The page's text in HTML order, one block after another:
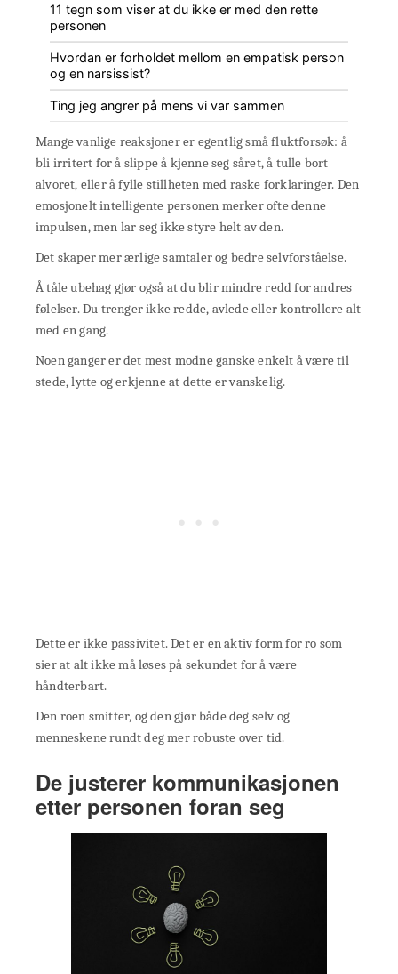
11 tegn som viser at du ikke er med den rette
personen
Hvordan er forholdet mellom en empatisk person
og en narsissist?
Ting jeg angrer på mens vi var sammen
Mange vanlige reaksjoner er egentlig små fluktforsøk: å
bli irritert for å slippe å kjenne seg såret, å tulle bort
alvoret, eller å fylle stillheten med raske forklaringer. Den
emosjonelt intelligente personen merker ofte denne
impulsen, men lar seg ikke styre helt av den.
Det skaper mer ærlige samtaler og bedre selvforståelse.
Å tåle ubehag gjør også at du blir mindre redd for andres
følelser. Du trenger ikke redde, avlede eller kontrollere alt
med en gang.
Noen ganger er det mest modne ganske enkelt å være til
stede, lytte og erkjenne at dette er vanskelig.
Dette er ikke passivitet. Det er en aktiv form for ro som
sier at alt ikke må løses på sekundet for å være
håndterbart.
Den roen smitter, og den gjør både deg selv og
menneskene rundt deg mer robuste over tid.
De justerer kommunikasjonen
etter personen foran seg